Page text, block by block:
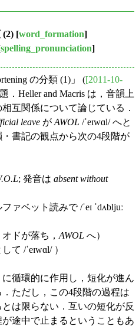
(2) [word_formation]
spelling_pronunciation]
の分類 (1)」 ([2011-10-
．Heller and Macris は，音韻上
互関係について論じている．
leave が AWOL /ˈeɪwɑl/ へと
書記の観点から次の4段階が
; 発音は absent without
ベット読みで /ˈeɪ ˈdʌbljuː
ドが落ち， AWOL へ）
/ˈeɪwɑl/ ）
循環的に作用し，短化が進ん
ただし，この4段階の過程は
は限らない．互いの短化が反
途中で止まるということもあ